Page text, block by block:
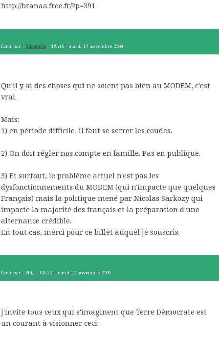
http://branaa.free.fr/?p=391
Écrit par : Mirabelle 18h15 -mardi 17 novembre 2009
Qu'il y ai des choses qui ne soient pas bien au MODEM, c'est
vrai.
Mais:
1) en période difficile, il faut se serrer les coudes.
2) On doit régler nos compte en famille. Pas en publique.
3) Et surtout, le problème actuel n'est pas les
dysfonctionnements du MODEM (qui n'impacte que quelques
Français) mais la politique mené par Nicolas Sarkozy qui
impacte la majorité des français et la préparation d'une
alternance crédible.
En tout cas, merci pour ce billet auquel je souscris.
Écrit par : Phil 19h12 -mardi 17 novembre 2009
J'invite tous ceux qui s'imaginent que Terre Démocrate est
un courant à visionner ceci: